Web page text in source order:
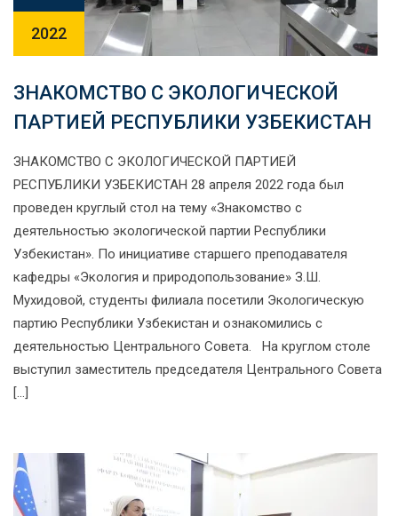
2022
ЗНАКОМСТВО С ЭКОЛОГИЧЕСКОЙ
ПАРТИЕЙ РЕСПУБЛИКИ УЗБЕКИСТАН
ЗНАКОМСТВО С ЭКОЛОГИЧЕСКОЙ ПАРТИЕЙ
РЕСПУБЛИКИ УЗБЕКИСТАН 28 апреля 2022 года был
проведен круглый стол на тему «Знакомство с
деятельностью экологической партии Республики
Узбекистан». По инициативе старшего преподавателя
кафедры «Экология и природопользование» З.Ш.
Мухидовой, студенты филиала посетили Экологическую
партию Республики Узбекистан и ознакомились с
деятельностью Центрального Совета. На круглом столе
выступил заместитель председателя Центрального Совета
[…]